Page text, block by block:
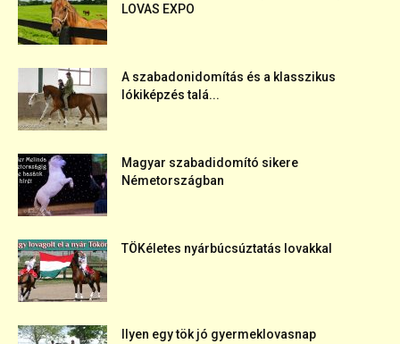
LOVAS EXPO
A szabadonidomítás és a klasszikus
lókiképzés talá...
Magyar szabadidomító sikere
Németországban
TÖKéletes nyárbúcsúztatás lovakkal
Ilyen egy tök jó gyermeklovasnap